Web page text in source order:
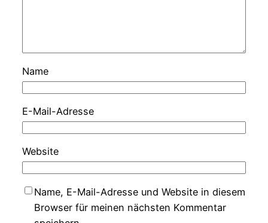
Name
E-Mail-Adresse
Website
Name, E-Mail-Adresse und Website in diesem
Browser für meinen nächsten Kommentar